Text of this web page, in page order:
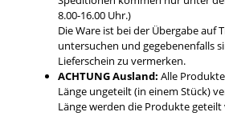
8.00-16.00 Uhr.)
Die Ware ist bei der Übergabe auf
untersuchen und gegebenenfalls
Lieferschein zu vermerken.
ACHTUNG Ausland: Alle
Länge ungeteilt (in einem Stück)
Länge werden die Produkte geteilt